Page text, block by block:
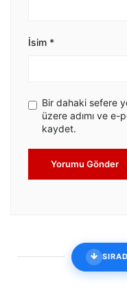
İsim *
Bir dahaki sefere
üzere adımı ve e-
kaydet.
Yorumu Gönder